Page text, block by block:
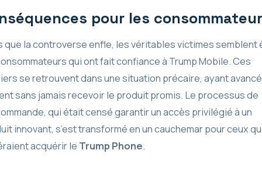
pour les
que la controverse enfle, les véritables victimes semblent
qui ont fait confiance à Trump Mobile. Ces
se retrouvent dans une situation précaire, ayant
sans jamais recevoir le produit promis. Le processus de
qui était censé garantir un accès privilégié à un
innovant, s’est transformé en un cauchemar pour ceux
acquérir le Trump Phone.